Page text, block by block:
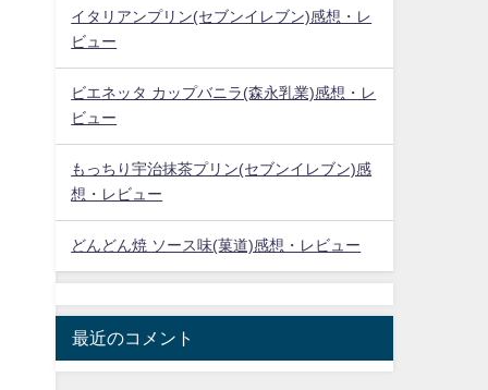
イタリアンプリン(セブンイレブン)感想・レ
ビュー
ビエネッタ カップバニラ(森永乳業)感想・レ
ビュー
もっちり宇治抹茶プリン(セブンイレブン)感
想・レビュー
どんどん焼 ソース味(菓道)感想・レビュー
最近のコメント